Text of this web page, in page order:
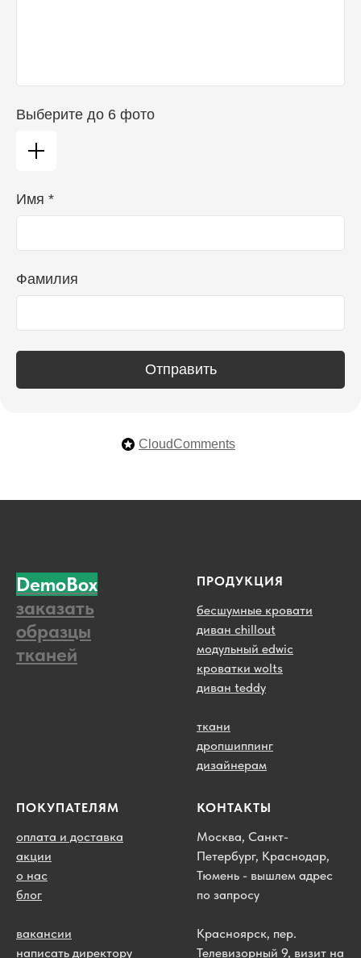
Выберите до 6 фото
Имя *
Фамилия
Отправить
CloudComments
DemoBox
заказать
образцы
тканей
ПРОДУКЦИЯ
бесшумные кровати
диван chillout
модульный edwic
кроватки wolts
диван teddy
ткани
дропшиппинг
дизайнерам
ПОКУПАТЕЛЯМ
оплата и доставка
акции
о нас
блог
вакансии
написать директору
КОНТАКТЫ
Москва, Санкт-
Петербург, Краснодар,
Тюмень - вышлем адрес
по запросу
Красноярск, пер.
Телевизорный 9, визит на